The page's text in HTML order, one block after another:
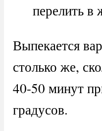
перелить
Выпекается
столько же,
40-50 минут
градусов.